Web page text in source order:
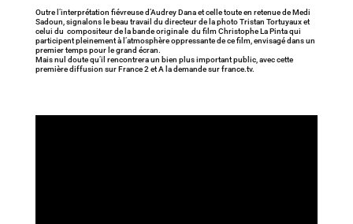
Outre l’interprétation fiévreuse d’Audrey Dana et celle toute en retenue de Medi
Sadoun, signalons le beau travail du directeur de la photo Tristan Tortuyaux et
celui du compositeur de la bande originale du film Christophe La Pinta qui
participent pleinement à l’atmosphère oppressante de ce film, envisagé dans un
premier temps pour le grand écran.
Mais nul doute qu’il rencontrera un bien plus important public, avec cette
première diffusion sur France 2 et A la demande sur france.tv.